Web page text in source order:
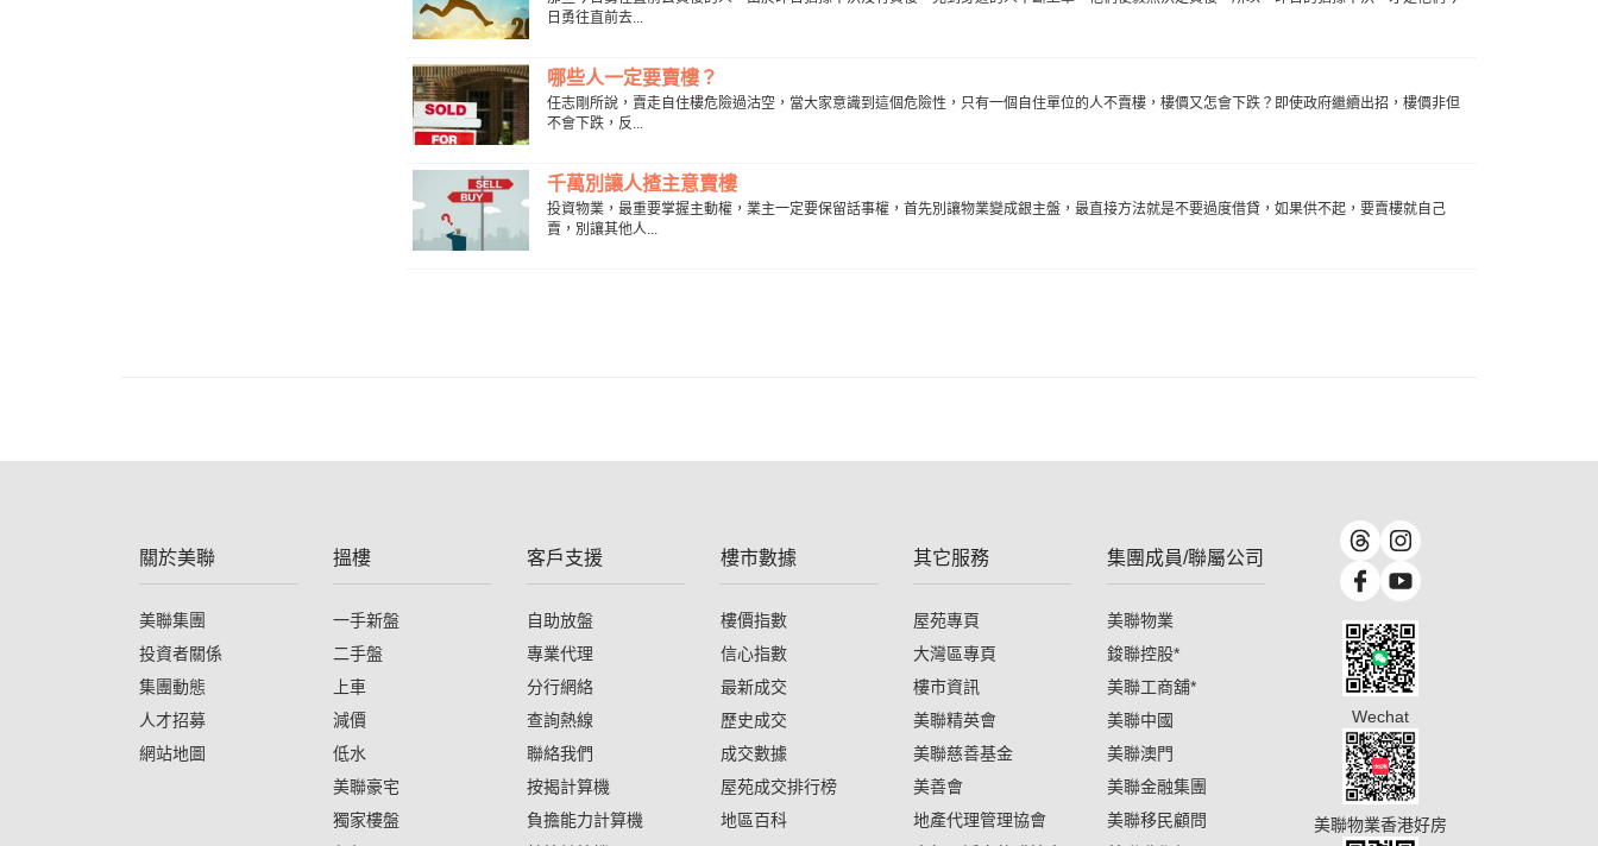
日勇往直前去...
哪些人一定要賣樓？
任志剛所說，賣走自住樓危險過沽空，當大家意識到這個危險性，只有一個自住單位的人不賣樓，樓價又怎會下跌？即使政府繼續出招，樓價非但
不會下跌，反...
千萬別讓人揸主意賣樓
投資物業，最重要掌握主動權，業主一定要保留話事權，首先別讓物業變成銀主盤，最直接方法就是不要過度借貸，如果供不起，要賣樓就自己
賣，別讓其他人...
關於美聯
美聯集團
投資者關係
集團動態
人才招募
網站地圖
搵樓
一手新盤
二手盤
上車
減價
低水
美聯豪宅
獨家樓盤
客戶支援
自助放盤
專業代理
分行網絡
查詢熱線
聯絡我們
按揭計算機
負擔能力計算機
樓市數據
樓價指數
信心指數
最新成交
歷史成交
成交數據
屋苑成交排行榜
地區百科
其它服務
屋苑專頁
大灣區專頁
樓市資訊
美聯精英會
美聯慈善基金
美善會
地產代理管理協會
集團成員/聯屬公司
美聯物業
鋑聯控股*
美聯工商舖*
美聯中國
美聯澳門
美聯金融集團
美聯移民顧問
Wechat
美聯物業香港好房